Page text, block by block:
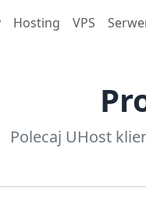
Hosting VPS
Polecaj UHost